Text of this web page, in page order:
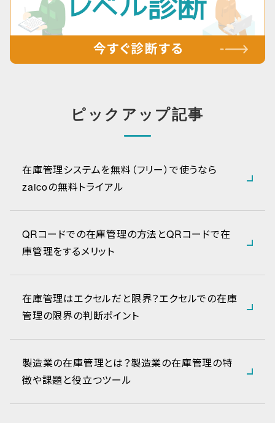
ピックアップ記事
在庫管理システムを無料（フリー）で使うなら
zaicoの無料トライアル
QRコードでの在庫管理の方法とQRコードで在
庫管理をするメリット
在庫管理はエクセルだと限界？エクセルでの在庫
管理の限界の判断ポイント
製造業の在庫管理とは？製造業の在庫管理の特
徴や課題と役立つツール